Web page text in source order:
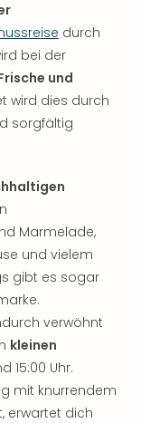
durch
bei der
und
wird dies durch
sorgfältig
Marmelade,
und vielem
gibt es sogar
verwöhnt
kleinen
15:00 Uhr.
mit knurrendem
erwartet dich